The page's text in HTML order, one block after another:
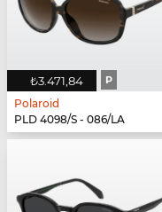
₺3.471,84 P
Polaroid
PLD 4098/S - 086/LA